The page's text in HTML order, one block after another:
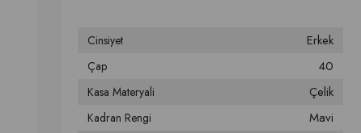
Cinsiyet Erkek
Çap 40
Kasa Materyali Çelik
Kadran Rengi Mavi